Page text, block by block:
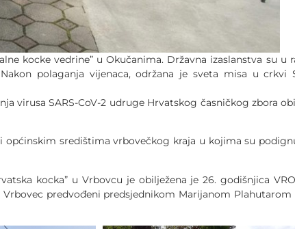
kocke vedrine” u Okučanima. Državna izaslanstva su u
polaganja vijenaca, održana je sveta misa u crkvi
virusa SARS-CoV-2 udruge Hrvatskog časničkog zbora
općinskim središtima vrbovečkog kraja u kojima su
kocka” u Vrbovcu je obilježena je 26. godišnjica VRO
predvođeni predsjednikom Marijanom